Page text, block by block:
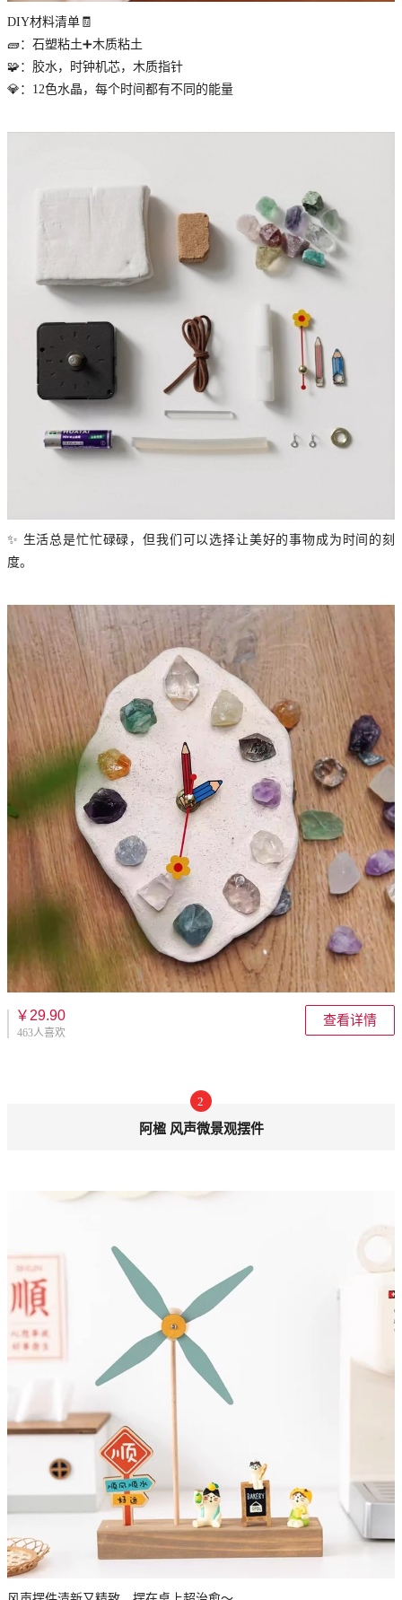
DIY材料清单🧾
🧱：石塑粘土➕木质粘土
🧩：胶水，时钟机芯，木质指针
💎：12色水晶，每个时间都有不同的能量
✨ 生活总是忙忙碌碌，但我们可以选择让美好的事物成为时间的刻
度。
￥29.90
463人喜欢
查看详情
2
阿楹 风声微景观摆件